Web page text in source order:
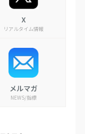
X
リアルタイム情報
メルマガ
NEWS/指標